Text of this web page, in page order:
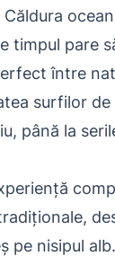
timpul pare
între
surfilor de
până la
pe nisipul